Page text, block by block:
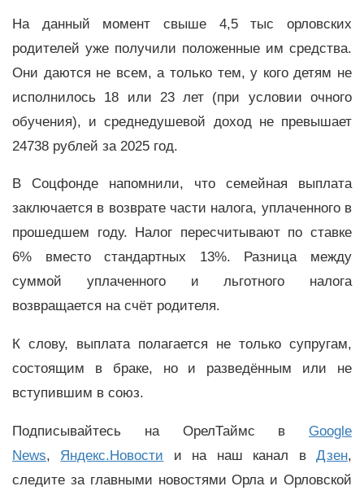
На данный момент свыше 4,5 тыс орловских
родителей уже получили положенные им средства.
Они даются не всем, а только тем, у кого детям не
исполнилось 18 или 23 лет (при условии очного
обучения), и среднедушевой доход не превышает
24738 рублей за 2025 год.
В Соцфонде напомнили, что семейная выплата
заключается в возврате части налога, уплаченного в
прошедшем году. Налог пересчитывают по ставке
6% вместо стандартных 13%. Разница между
суммой уплаченного и льготного налога
возвращается на счёт родителя.
К слову, выплата полагается не только супругам,
состоящим в браке, но и разведённым или не
вступившим в союз.
Подписывайтесь на ОрелТаймс в Google
News, Яндекс.Новости и на наш канал вДзен,
следите за главными новостями Орла и Орловской